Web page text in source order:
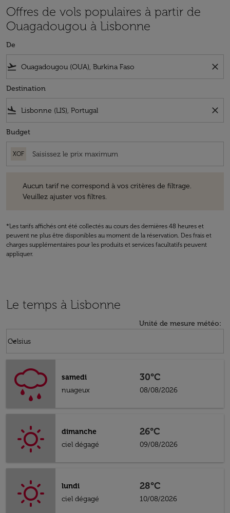
Offres de vols populaires à partir de
Ouagadougou à Lisbonne
De
flight_takeoff close
Destination
flight_land close
Budget
XOF
Aucun tarif ne correspond à vos critères de filtrage.
Veuillez ajuster vos filtres.
*Les tarifs affichés ont été collectés au cours des dernières 48 heures et
peuvent ne plus être disponibles au moment de la réservation. Des frais et
charges supplémentaires pour les produits et services facultatifs peuvent
appliquer.
Le temps à Lisbonne
Unité de mesure météo:
Celsius
keyboard_arrow_down
samedi
nuageux
30°C
08/08/2026
dimanche
ciel dégagé
26°C
09/08/2026
lundi
ciel dégagé
28°C
10/08/2026